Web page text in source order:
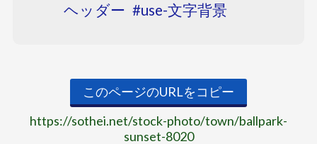
ヘッダー
use-文字背景
このページのURLをコピー
https://sothei.net/stock-photo/town/ballpark-
sunset-8020